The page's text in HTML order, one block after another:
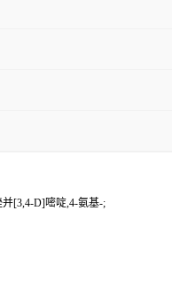
[3,4-D]嘧啶,4-氨基-;